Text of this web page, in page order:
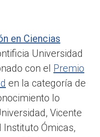
en Ciencias
Universidad
con el Premio
en la categoría de
lo
Vicente
Instituto Ómicas,